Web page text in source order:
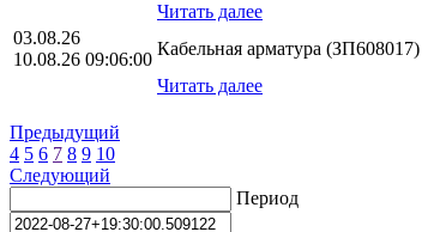
Читать далее
03.08.26
10.08.26 09:06:00
Кабельная арматура (ЗП608017)
Читать далее
Предыдущий
4 5 6 7 8 9 10
Следующий
Период